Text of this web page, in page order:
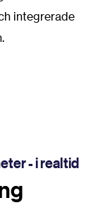
integrerade
- i realtid